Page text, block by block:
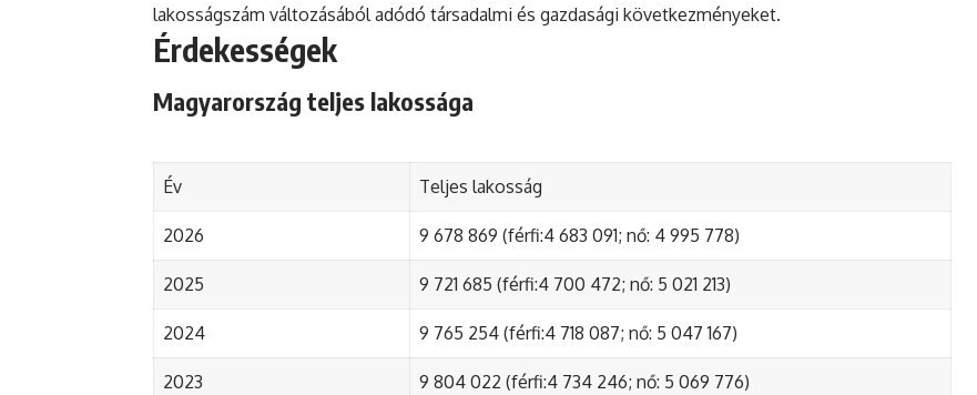
lakosságszám változásából adódó társadalmi és gazdasági következményeket.
Érdekességek
Magyarország teljes lakossága
Év Teljes lakosság
2026 9 678 869 (férfi:4 683 091; nő: 4 995 778)
2025 9 721 685 (férfi:4 700 472; nő: 5 021 213)
2024 9 765 254 (férfi:4 718 087; nő: 5 047 167)
2023 9 804 022 (férfi:4 734 246; nő: 5 069 776)